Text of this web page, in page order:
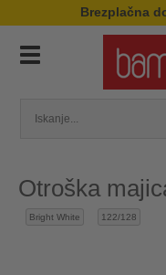
Brezplačna
Otroška
Bright White 122/128